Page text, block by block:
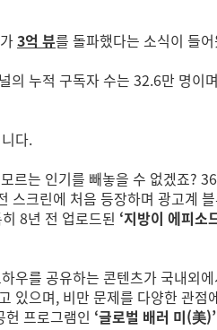
3억 뷰를 돌파했다는 소식이 들
누적 구독자 수는 32.6만 명이
다.
르는 인기를 빼놓을 수 없겠죠?
스크린에 처음 등장하며 광고계
8년 전 업로드된 ‘지방이 에피소
우를 공유하는 콘텐츠가 국내
있으며, 비만 문제를 다양한 관
프로그램인 ‘글로벌 배러 미(美)’